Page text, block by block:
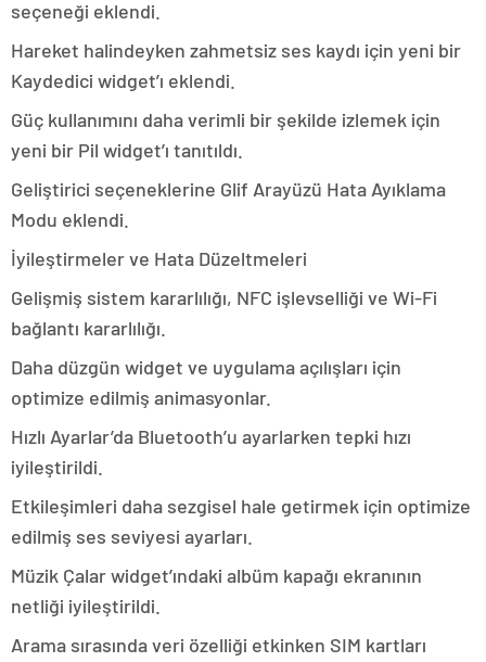
seçeneği eklendi.
Hareket halindeyken zahmetsiz ses kaydı için yeni bir
Kaydedici widget’ı eklendi.
Güç kullanımını daha verimli bir şekilde izlemek için
yeni bir Pil widget’ı tanıtıldı.
Geliştirici seçeneklerine Glif Arayüzü Hata Ayıklama
Modu eklendi.
İyileştirmeler ve Hata Düzeltmeleri
Gelişmiş sistem kararlılığı, NFC işlevselliği ve Wi-Fi
bağlantı kararlılığı.
Daha düzgün widget ve uygulama açılışları için
optimize edilmiş animasyonlar.
Hızlı Ayarlar’da Bluetooth’u ayarlarken tepki hızı
iyileştirildi.
Etkileşimleri daha sezgisel hale getirmek için optimize
edilmiş ses seviyesi ayarları.
Müzik Çalar widget’ındaki albüm kapağı ekranının
netliği iyileştirildi.
Arama sırasında veri özelliği etkinken SIM kartları